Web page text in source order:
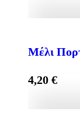
Μέλι
4,20 €